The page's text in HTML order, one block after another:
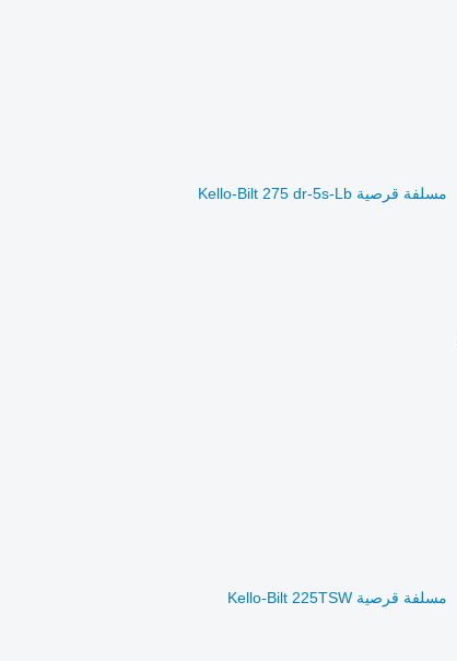
مسلفة قرصية Kello-Bilt 275 dr-5s-Lb
مسلفة قرصية Kello-Bilt 225TSW